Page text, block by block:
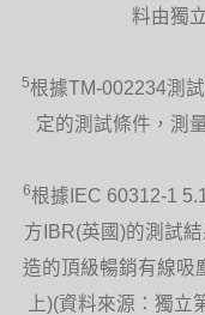
料由獨
5根據TM-002234測
定的測試條件，測
6根據IEC 60312-1
方IBR(英國)的測試
造的頂級暢銷有線吸
上)(資料來源：獨